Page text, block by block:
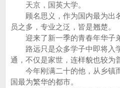
天京，国英大学。
顾名思义，作为国内最为出
员之多，专业之泛，皆是翘楚。
迎来了新一季的青春年华子
路远只是众多学子中即将入
通，不仅是家世，连样貌也较为
今年刚满二十的他，从乡镇
国最为繁华的都市。